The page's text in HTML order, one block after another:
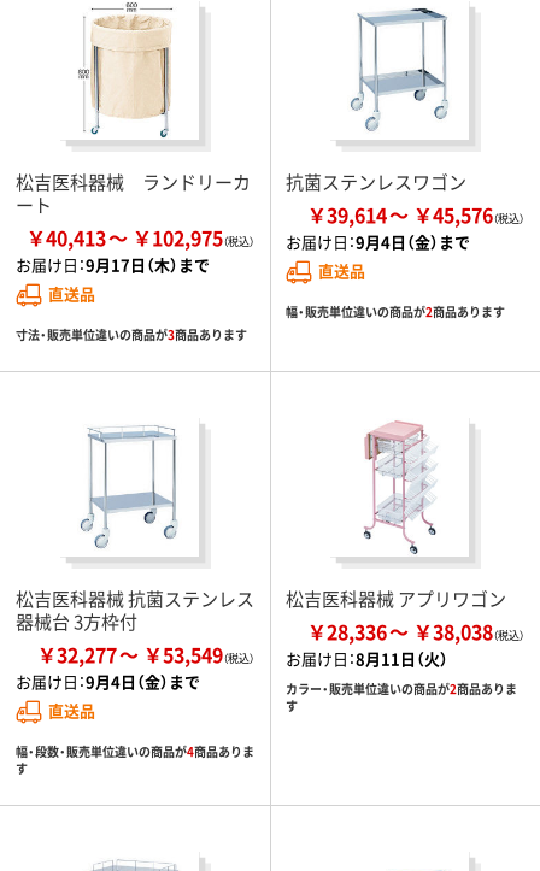
松吉医科器械 ランドリーカ
ート
￥40,413 ￥102,975
お届け日：9月17日（木）まで
直送品
寸法・販売単位違いの商品が3商品あります
抗菌ステンレスワゴン
￥39,614 ￥45,576
お届け日：9月4日（金）まで
直送品
幅・販売単位違いの商品が2商品あります
松吉医科器械 抗菌ステンレス
器械台 3方枠付
￥32,277 ￥53,549
お届け日：9月4日（金）まで
直送品
幅・段数・販売単位違いの商品が4商品ありま
す
松吉医科器械 アプリワゴン
￥28,336 ￥38,038
お届け日：8月11日（火）
カラー・販売単位違いの商品が2商品ありま
す